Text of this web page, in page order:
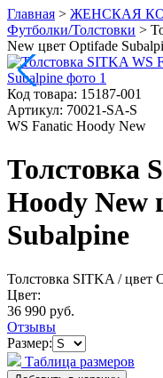
Главная > ЖЕНСКАЯ
Футболки/Толстовки >
New цвет Optifade
Код товара: 15187-001
Артикул: 70021-SA-S
WS Fanatic Hoody New
Толстовка
Hoody New
Subalpine
Толстовка SITKA / цвет
Цвет:
36 990 руб.
Отзывы
Размер:
Таблица размеров